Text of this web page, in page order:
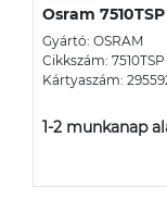
Osram
Gyártó: OSRAM
Cikkszám: 7510TSP
Kártyaszám:
1-2 munkanap